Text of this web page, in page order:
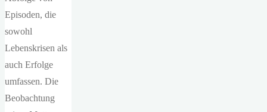
Episoden, die
sowohl
Lebenskrisen als
auch Erfolge
umfassen. Die
Beobachtung